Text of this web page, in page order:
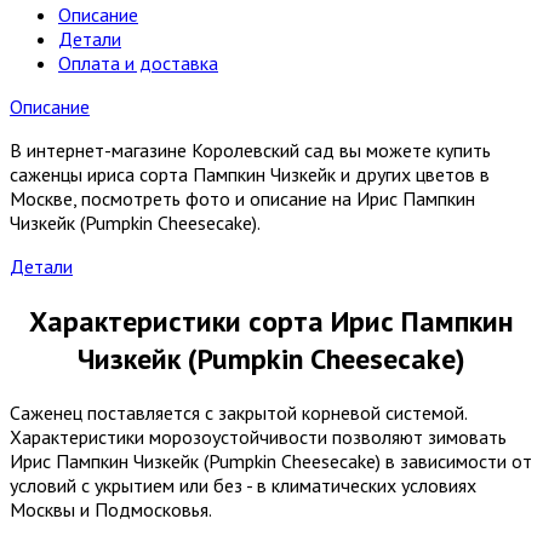
Описание
Детали
Оплата и доставка
Описание
В интернет-магазине Королевский сад вы можете купить
саженцы ириса сорта Пампкин Чизкейк и других цветов в
Москве, посмотреть фото и описание на Ирис Пампкин
Чизкейк (Pumpkin Cheesecake).
Детали
Характеристики сорта Ирис Пампкин
Чизкейк (Pumpkin Cheesecake)
Саженец поставляется с закрытой корневой системой.
Характеристики морозоустойчивости позволяют зимовать
Ирис Пампкин Чизкейк (Pumpkin Cheesecake) в зависимости от
условий с укрытием или без - в климатических условиях
Москвы и Подмосковья.